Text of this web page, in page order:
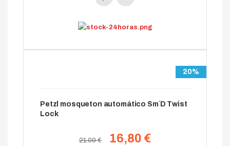
20%
Petzl mosqueton automático Sm´D Twist
Lock
21.00 € 16,80 €